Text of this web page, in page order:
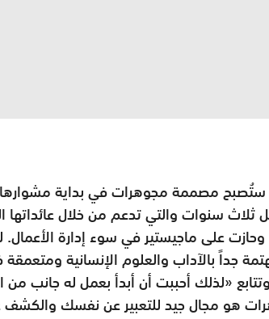
ستُصبح مصممة مجوهرات في بداية
ثلاث سنوات والتي تدعم من خلال عائداتها
وحازت على ماجيستير في سوء إدارة
مهتمة جداً بالآداب والعلوم الإنسانية
«لذلك أحببت أن أبدأ بعمل له جانب من
هو مجال جيد للتعبير عن نفسك